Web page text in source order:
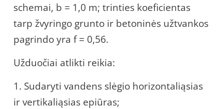
schemai, b = 1,0 m; trinties koeficientas
tarp žvyringo grunto ir betoninės užtvankos
pagrindo yra f = 0,56.
Užduočiai atlikti reikia:
1. Sudaryti vandens slėgio horizontaliąsias
ir vertikaliąsias epiūras;